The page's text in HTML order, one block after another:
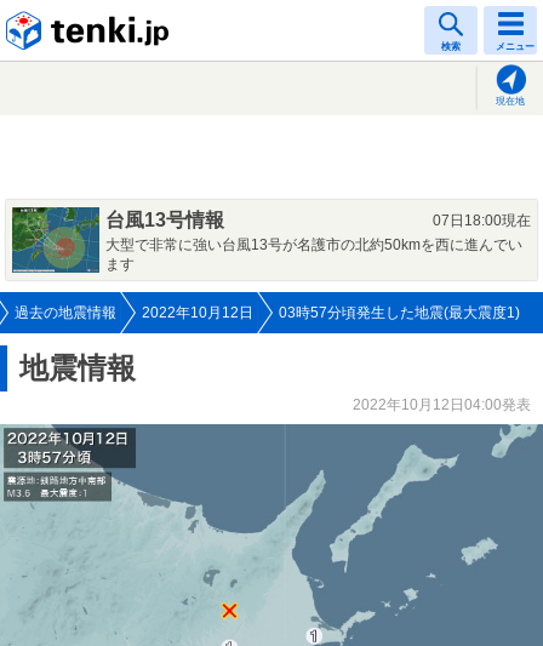
検索 メニュー
現在地
台風13号情報
07日18:00現在
大型で非常に強い台風13号が名護市の北約50kmを西に進んでい
ます
過去の地震情報 2022年10月12日 03時57分頃発生した地震(最大震度1)
地震情報
2022年10月12日04:00発表